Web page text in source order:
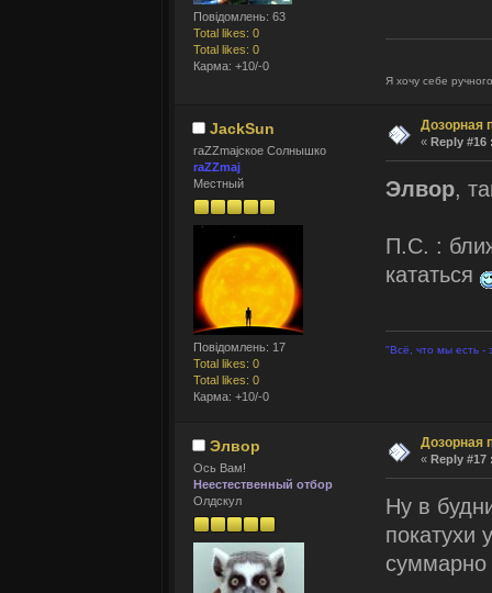
Повідомлень: 63
Total likes: 0
Total likes: 0
Карма: +10/-0
Я хочу себе
JackSun
raZZmajское Солнышко
raZZmaj
Местный
Повідомлень: 17
Total likes: 0
Total likes: 0
Карма: +10/-0
Дозорная
« Reply #16
Элвор,
П.С. :
кататься
"Всё, что мы есть -
Элвор
Ось Вам!
Неестественный отбор
Олдскул
Дозорная
« Reply #17
Ну в
покатухи
суммарно